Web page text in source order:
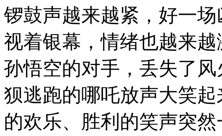
锣鼓声越来越紧，好一
视着银幕，情绪也越来
孙悟空的对手，丢失了
狈逃跑的哪吒放声大笑
的欢乐、胜利的笑声突